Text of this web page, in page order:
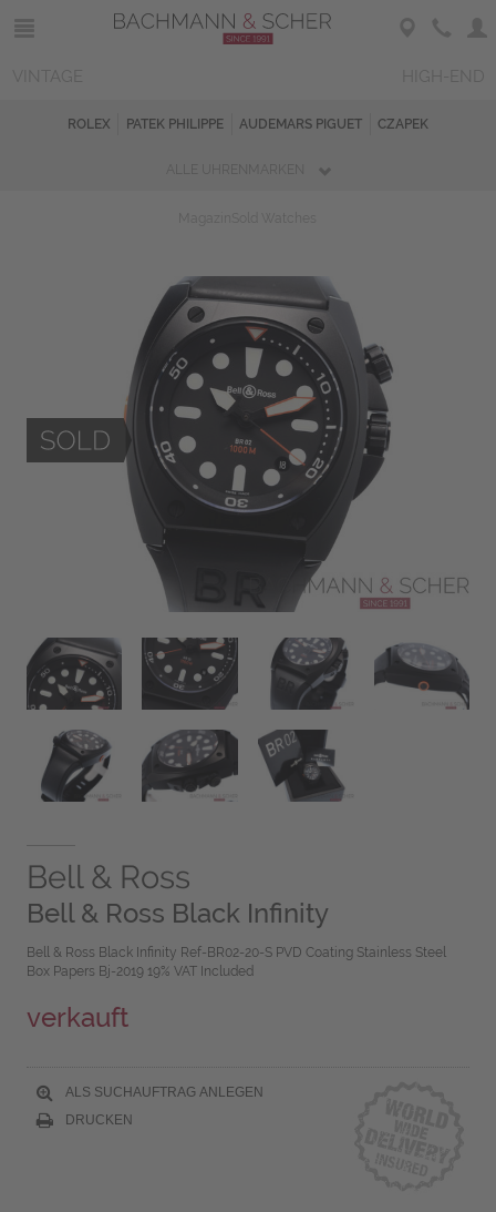
ROLEX PATEK PHILIPPE AUDEMARS PIGUET CZAPEK
Bell & Ross
Bell & Ross Black Infinity
Bell & Ross Black Infinity Ref-BR02-20-S PVD Coating Stainless Steel
Box Papers Bj-2019 19% VAT Included
verkauft
ALS SUCHAUFTRAG ANLEGEN
DRUCKEN